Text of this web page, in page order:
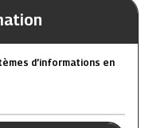
d’informations en